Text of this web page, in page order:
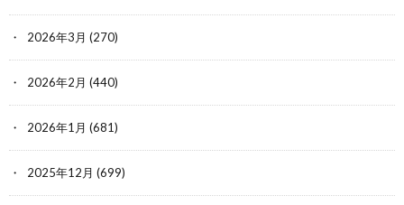
2026年3月 (270)
2026年2月 (440)
2026年1月 (681)
2025年12月 (699)